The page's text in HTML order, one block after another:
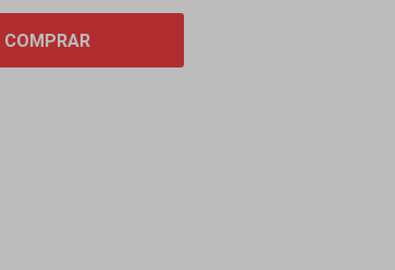
COMPRAR